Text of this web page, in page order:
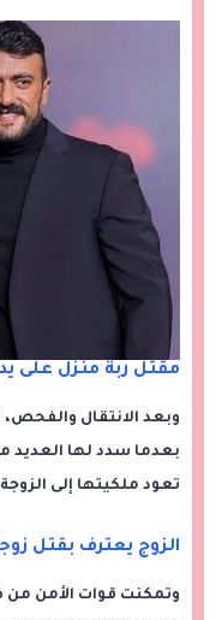
مقتل ربة منزل على
وبعد الانتقال
بعدما سدد لها
تعود ملكيتها إلى
الزوج يعترف بقتل
وتمكنت قوات الأمن من